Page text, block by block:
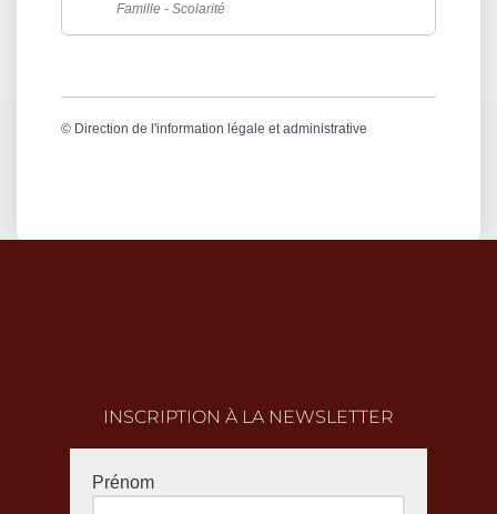
Famille - Scolarité
© Direction de l'information légale et administrative
INSCRIPTION À LA NEWSLETTER
Prénom